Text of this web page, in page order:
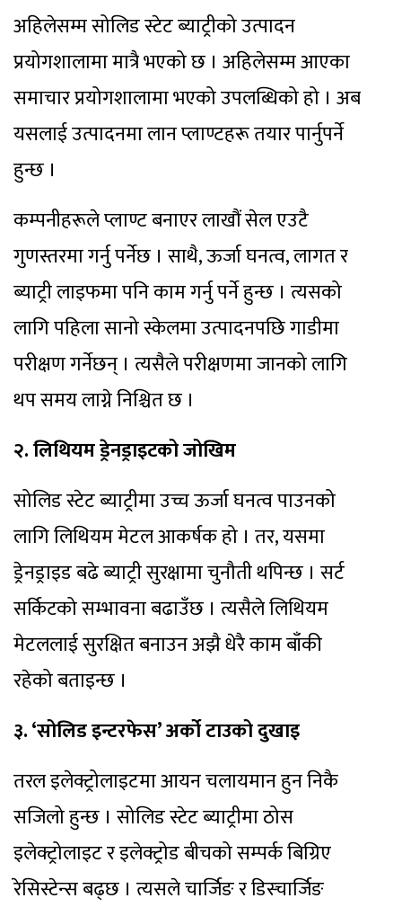
अहिलेसम्म सोलिड स्टेट ब्याट्रीको उत्पादन
प्रयोगशालामा मात्रै भएको छ । अहिलेसम्म आएका
समाचार प्रयोगशालामा भएको उपलब्धिको हो । अब
यसलाई उत्पादनमा लान प्लाण्टहरू तयार पार्नुपर्ने
हुन्छ ।
कम्पनीहरूले प्लाण्ट बनाएर लाखौं सेल एउटै
गुणस्तरमा गर्नु पर्नेछ । साथै, ऊर्जा घनत्व, लागत र
ब्याट्री लाइफमा पनि काम गर्नु पर्ने हुन्छ । त्यसको
लागि पहिला सानो स्केलमा उत्पादनपछि गाडीमा
परीक्षण गर्नेछन् । त्यसैले परीक्षणमा जानको लागि
थप समय लाग्ने निश्चित छ ।
२. लिथियम ड्रेनड्राइटको जोखिम
सोलिड स्टेट ब्याट्रीमा उच्च ऊर्जा घनत्व पाउनको
लागि लिथियम मेटल आकर्षक हो । तर, यसमा
ड्रेनड्राइड बढे ब्याट्री सुरक्षामा चुनौती थपिन्छ । सर्ट
सर्किटको सम्भावना बढाउँछ । त्यसैले लिथियम
मेटललाई सुरक्षित बनाउन अझै धेरै काम बाँकी
रहेको बताइन्छ ।
३. ‘सोलिड इन्टरफेस’ अर्को टाउको दुखाइ
तरल इलेक्ट्रोलाइटमा आयन चलायमान हुन निकै
सजिलो हुन्छ । सोलिड स्टेट ब्याट्रीमा ठोस
इलेक्ट्रोलाइट र इलेक्ट्रोड बीचको सम्पर्क बिग्रिए
रेसिस्टेन्स बढ्छ । त्यसले चार्जिङ र डिस्चार्जिङ